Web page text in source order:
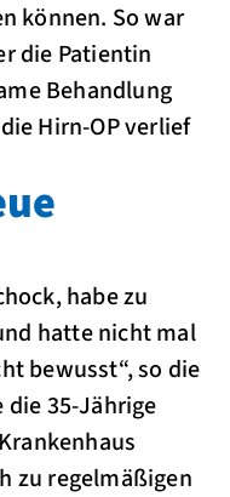
können. So war
die Patientin
Behandlung
Hirn-OP verlief
habe zu
hatte nicht mal
bewusst“, so die
35-Jährige
zu regelmäßigen